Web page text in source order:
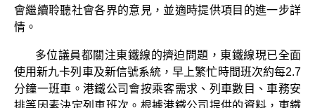
會繼續聆聽社會各界的意見，並適時提供項目的進一步詳
情。
多位議員都關注東鐵線的擠迫問題，東鐵線現已全面
使用新九卡列車及新信號系統，早上繁忙時間班次約每2.7
分鐘一班車。港鐵公司會按乘客需求、列車數目、車務安
排等因素決定列車班次。根據港鐵公司提供的資料，東鐵